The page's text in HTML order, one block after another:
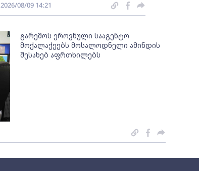
2026/08/09 14:21
გარემოს ეროვნული სააგენტო
მოქალაქეებს მოსალოდნელი ამინდის
შესახებ აფრთხილებს